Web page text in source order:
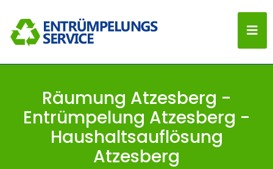
Räumung Atzesberg -
Entrümpelung Atzesberg -
Haushaltsauflösung
Atzesberg